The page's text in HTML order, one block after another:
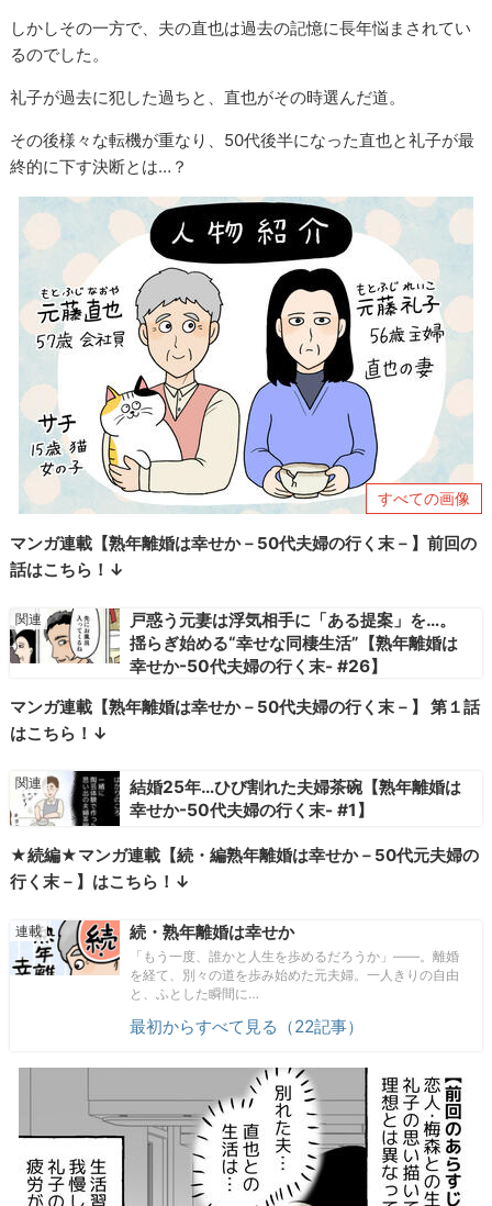
しかしその一方で、夫の直也は過去の記憶に長年悩まされてい
るのでした。
礼子が過去に犯した過ちと、直也がその時選んだ道。
その後様々な転機が重なり、50代後半になった直也と礼子が最
終的に下す決断とは…？
すべての画像
マンガ連載【熟年離婚は幸せか－50代夫婦の行く末－】前回の
話はこちら！↓
戸惑う元妻は浮気相手に「ある提案」を…。
揺らぎ始める“幸せな同棲生活”【熟年離婚は
幸せか-50代夫婦の行く末- #26】
マンガ連載【熟年離婚は幸せか－50代夫婦の行く末－】 第１話
はこちら！↓
結婚25年…ひび割れた夫婦茶碗【熟年離婚は
幸せか-50代夫婦の行く末- #1】
★続編★マンガ連載【続・編熟年離婚は幸せか－50代元夫婦の
行く末－】はこちら！↓
続・熟年離婚は幸せか
「もう一度、誰かと人生を歩めるだろうか」――。離婚
を経て、別々の道を歩み始めた元夫婦。一人きりの自由
と、ふとした瞬間に…
最初からすべて見る（22記事）